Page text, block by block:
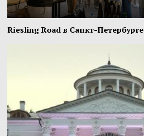
Riesling Road в Санкт-Петербурге